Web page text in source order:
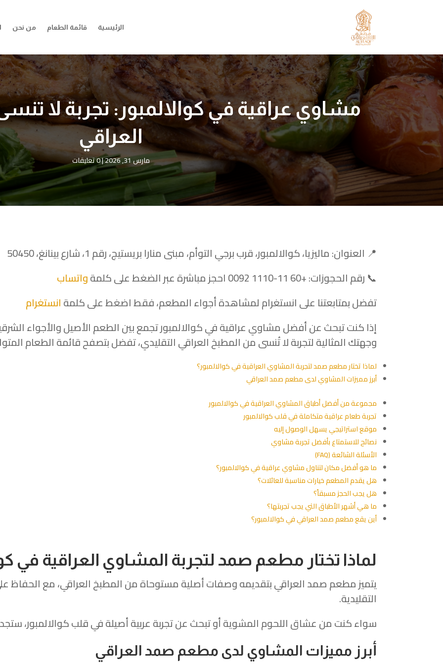
الرئيسية قائمة الطعام من نحن
مشاوي عراقية في كوالالمبور: تجربة لا
العراقي
مارس 31, 2026 |0 تعليقات
📍 العنوان: ماليزيا، كوالالمبور، قرب برجي التوأم، مبنى منارا بريستيج، رقم 1، شارع بينانغ، 50450
📞 رقم الحجوزات: +60 11-1110 0092 احجز مباشرة عبر الضغط على كلمة
واتساب
تفضل بمتابعتنا على انستغرام لمشاهدة أجواء المطعم، فقط اضغط على كلمةانستغرام
إذا كنت تبحث عن أفضل مشاوي عراقية في كوالالمبور تجمع بين الطعم الأصيل والأجواء
وجهتك المثالية لتجربة لا تُنسى من المطبخ العراقي التقليدي، تفضل بتصفح قائمة الطعام
لماذا تختار مطعم صمد لتجربة المشاوي العراقية في كوالالمبور؟
أبرز مميزات المشاوي لدى مطعم صمد العراقي
مجموعة من أفضل أطباق المشاوي العراقية في كوالالمبور
تجربة طعام عراقية متكاملة في قلب كوالالمبور
موقع استراتيجي يسهل الوصول إليه
نصائح للاستمتاع بأفضل تجربة مشاوي
الأسئلة الشائعة (FAQ)
ما هو أفضل مكان لتناول مشاوي عراقية في كوالالمبور؟
هل يقدم المطعم خيارات مناسبة للعائلات؟
هل يجب الحجز مسبقاً؟
ما هي أشهر الأطباق التي يجب تجربتها؟
أين يقع مطعم صمد العراقي في كوالالمبور؟
لماذا تختار مطعم صمد لتجربة المشاوي العراقية في
يتميز مطعم صمد العراقي بتقديمه وصفات أصلية مستوحاة من المطبخ العراقي، مع الحفاظ
التقليدية.
سواء كنت من عشاق اللحوم المشوية أو تبحث عن تجربة عربية أصيلة في قلب كوالالمبور،
أبرز مميزات المشاوي لدى مطعم صمد العراقي